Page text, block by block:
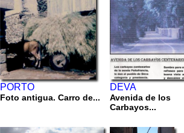
PORTO
Foto antigua. Carro de...
DEVA
Avenida de los
Carbayos...